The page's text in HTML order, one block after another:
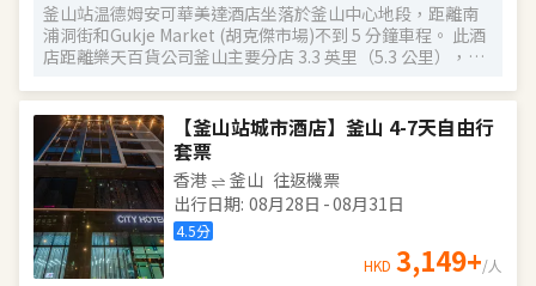
釜山站温德姆安可華美達酒店坐落於釜山中心地段，距離南
浦洞街和Gukje Market (胡克傑市場)不到 5 分鐘車程。 此酒
店距離樂天百貨公司釜山主要分店 3.3 英里（5.3 公里），距
中心等度假設施，此外還有免費 WiFi和禮賓服務等。此酒店
的其他特色包括宴會廳和自動售貨機。 您可以到服務釜山站
温德姆安可華美達酒店住客的aLive享用美餐；也可以去雜貨
店/便利店逛逛。每天 7:00 至 10:00 提供收費的自助式早餐。
特色服務/設施包括商務中心、乾洗/洗衣服務和24 小時前台
服務。酒店提供免費自助停車。 有 446 間客房提供冰箱和液
晶電視；您定能在旅途中找到家的舒適。提供免費無線網
絡，方便您與朋友保持聯繫；有線頻道可滿足您的娛樂需
求。配備淋浴設施的私人浴室提供坐浴桶和吹風機。便利設
【釜山站城市酒店】釜山 4-7天自由行
套票
香港 釜山 往返機票
出行日期: 08月28日 -08月31日
4.5分
HKD 3,149+/人